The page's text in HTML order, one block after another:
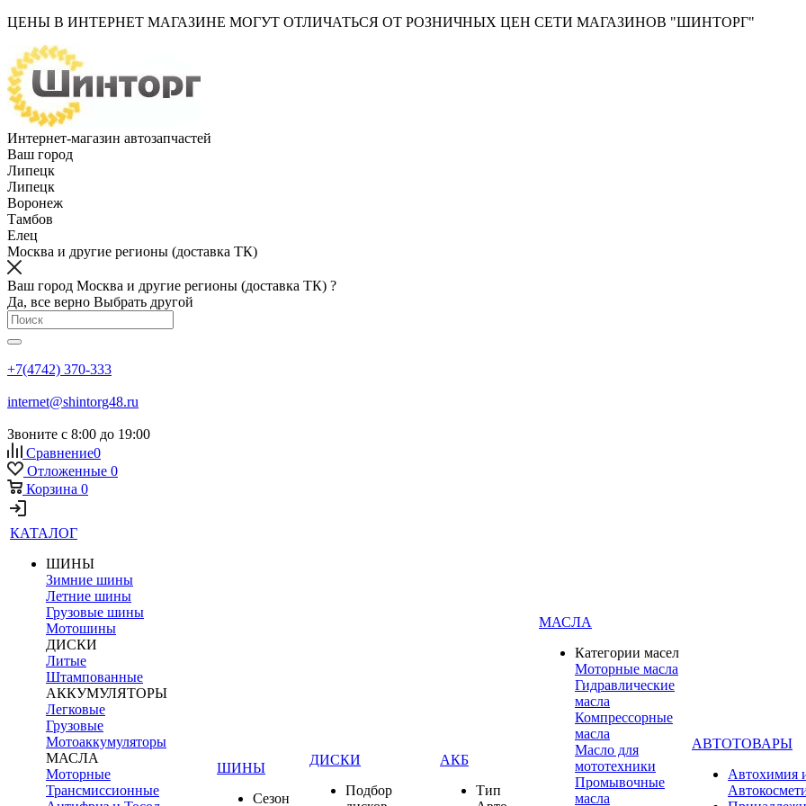
ЦЕНЫ В ИНТЕРНЕТ МАГАЗИНЕ МОГУТ ОТЛИЧАТЬСЯ ОТ РОЗНИЧНЫХ ЦЕН СЕТИ МАГАЗИНОВ "ШИНТОРГ"
Интернет-магазин автозапчастей
Ваш город
Липецк
Липецк
Воронеж
Тамбов
Елец
Москва и другие регионы (доставка ТК)
Ваш город Москва и другие регионы (доставка ТК) ?
Да, все верно Выбрать другой
+7(4742) 370-333
internet@shintorg48.ru
Звоните с 8:00 до 19:00
Сравнение0
Отложенные 0
Корзина 0
КАТАЛОГ
ШИНЫ
Зимние шины
Летние шины
Грузовые шины
Мотошины
ДИСКИ
Литые
Штампованные
АККУМУЛЯТОРЫ
Легковые
Грузовые
Мотоаккумуляторы
МАСЛА
Моторные
Трансмиссионные
ШИНЫ
Сезон
ДИСКИ
Подбор
АКБ
Тип
МАСЛА
Категории масел
Моторные масла
Гидравлические
масла
Компрессорные
масла
Масло для
мототехники
Промывочные
масла
АВТОТОВАРЫ
Автохимия